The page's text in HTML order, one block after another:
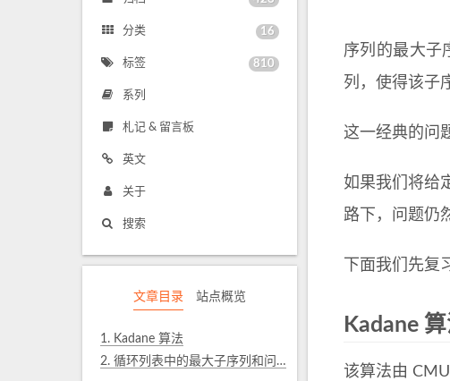
分类 16
标签 810
系列
札记 & 留言板
英文
关于
搜索
序列的最大子
列，使得该子
这一经典的问
如果我们将给
路下，问题仍
下面我们先
Kadane
该算法由
文章目录 站点概览
1. Kadane 算法
2. 循环列表中的最大子序列和问题